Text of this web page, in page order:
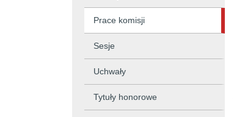
Prace komisji
Sesje
Uchwały
Tytuły honorowe